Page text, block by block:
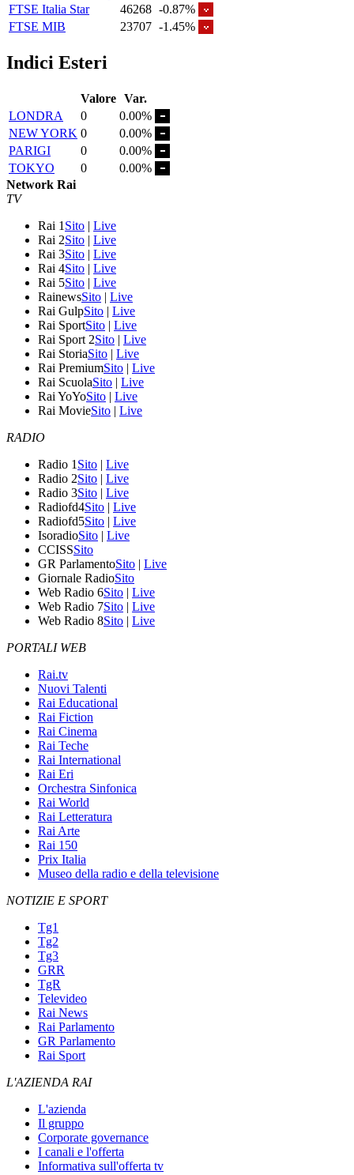
FTSE Italia Star
46268 -0.87%
FTSE MIB
23707 -1.45%
Indici Esteri
Valore Var.
LONDRA
0
0.00%
NEW YORK 0
0.00%
PARIGI
0
0.00%
TOKYO
0
0.00%
Network Rai
TV
Rai 1 Sito | Live
Rai 2Sito | Live
Rai 3Sito | Live
Rai 4Sito | Live
Rai 5Sito | Live
RainewsSito | Live
Rai GulpSito | Live
Rai SportSito | Live
Rai Sport 2Sito | Live
Rai StoriaSito | Live
Rai PremiumSito | Live
Rai ScuolaSito | Live
Rai YoYoSito | Live
Rai MovieSito | Live
RADIO
Radio 1 Sito | Live
Radio 2Sito | Live
Radio 3Sito | Live
Radiofd4Sito | Live
Radiofd5Sito | Live
IsoradioSito | Live
CCISSSito
GR ParlamentoSito | Live
Giornale RadioSito
Web Radio 6Sito | Live
Web Radio 7Sito | Live
Web Radio 8Sito | Live
PORTALI WEB
Rai.tv
Nuovi Talenti
Rai Educational
Rai Fiction
Rai Cinema
Rai Teche
Rai International
Rai Eri
Orchestra Sinfonica
Rai World
Rai Letteratura
Rai Arte
Rai 150
Prix Italia
Museo della radio e della televisione
NOTIZIE E SPORT
Tg1
Tg2
Tg3
GRR
TgR
Televideo
Rai News
Rai Parlamento
GR Parlamento
Rai Sport
L'AZIENDA RAI
L'azienda
Il gruppo
Corporate governance
I canali e l'offerta
Informativa sull'offerta tv